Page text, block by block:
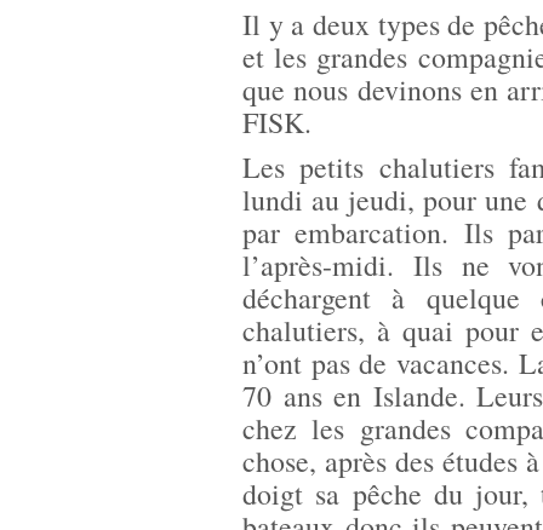
Il y a deux types de
et les grandes
que nous devinons en
FISK.
Les petits chalutiers
lundi au jeudi, pour une
par embarcation. Ils
l’après-midi. Ils ne
déchargent à
chalutiers, à quai pour
n’ont pas de vacances.
70 ans en Islande.
chez les grandes
chose, après des études
doigt sa pêche du